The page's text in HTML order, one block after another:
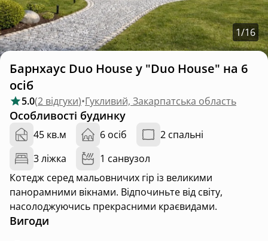
1/16
Барнхаус Duo House у "Duo House" на 6
осіб
5.0(2 відгуки)•Гукливий, Закарпатська область
Особливості будинку
45 кв.м 6 осіб
2 спальні
3 ліжка
1 санвузол
Котедж серед мальовничих гір із великими
панорамними вікнами. Відпочиньте від світу,
насолоджуючись прекрасними краєвидами.
Вигоди